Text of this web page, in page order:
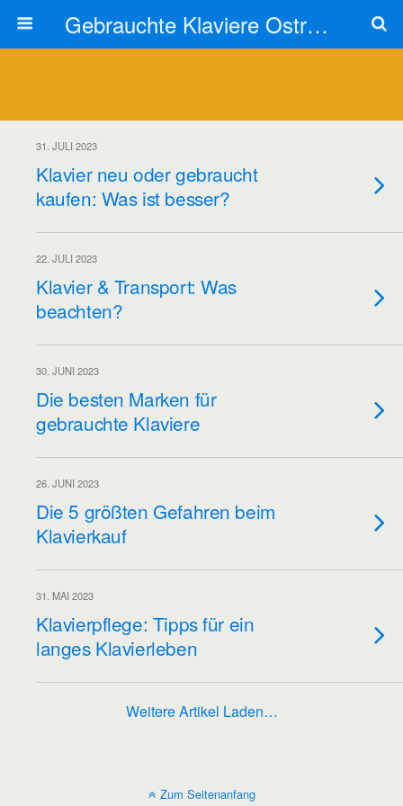
Gebrauchte Klaviere Ostrovski
31. JULI 2023
Klavier neu oder gebraucht
kaufen: Was ist besser?
22. JULI 2023
Klavier & Transport: Was
beachten?
30. JUNI 2023
Die besten Marken für
gebrauchte Klaviere
26. JUNI 2023
Die 5 größten Gefahren beim
Klavierkauf
31. MAI 2023
Klavierpflege: Tipps für ein
langes Klavierleben
Weitere Artikel Laden…
Zum Seitenanfang